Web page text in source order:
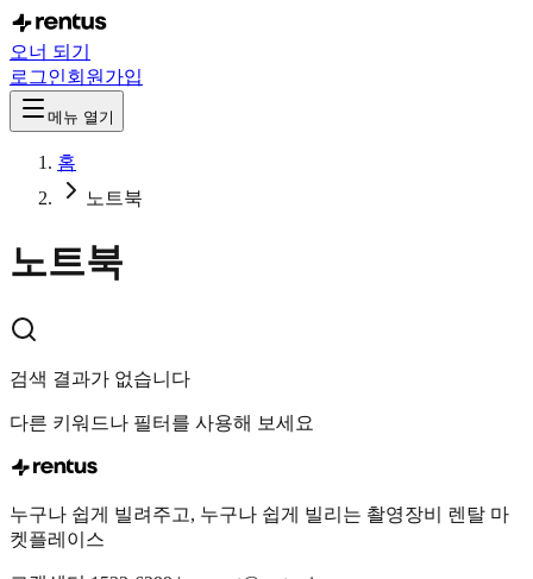
오너 되기
로그인회원가입
메뉴 열기
홈
노트북
노트북
검색 결과가 없습니다
다른 키워드나 필터를 사용해 보세요
누구나 쉽게 빌려주고, 누구나 쉽게 빌리는 촬영장비 렌탈 마
켓플레이스